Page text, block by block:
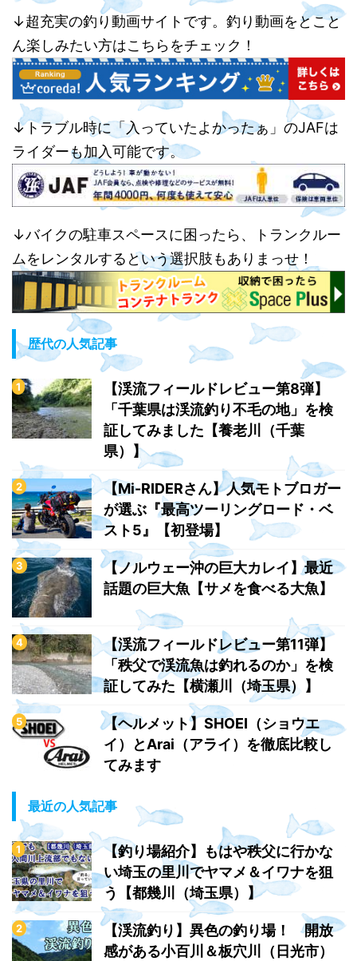
↓超充実の釣り動画サイトです。釣り動画をとこと
ん楽しみたい方はこちらをチェック！
↓トラブル時に「入っていたよかったぁ」のJAFは
ライダーも加入可能です。
↓バイクの駐車スペースに困ったら、トランクルー
ムをレンタルするという選択肢もありまっせ！
歴代の人気記事
【渓流フィールドレビュー第8弾】
「千葉県は渓流釣り不毛の地」を検
証してみました【養老川（千葉
県）】
【Mi-RIDERさん】人気モトブロガー
が選ぶ『最高ツーリングロード・ベ
スト5』【初登場】
【ノルウェー沖の巨大カレイ】最近
話題の巨大魚【サメを食べる大魚】
【渓流フィールドレビュー第11弾】
「秩父で渓流魚は釣れるのか」を検
証してみた【横瀬川（埼玉県）】
【ヘルメット】SHOEI（ショウエ
イ）とArai（アライ）を徹底比較し
てみます
最近の人気記事
【釣り場紹介】もはや秩父に行かな
い埼玉の里川でヤマメ＆イワナを狙
う【都幾川（埼玉県）】
【渓流釣り】異色の釣り場！ 開放
感がある小百川＆板穴川（日光市）